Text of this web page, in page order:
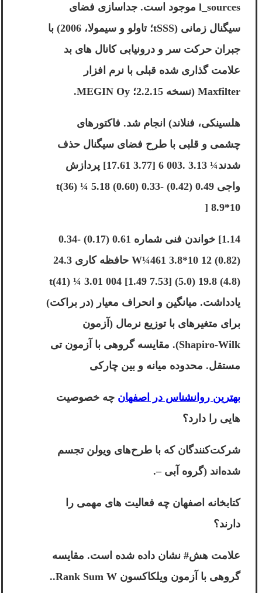
l_sources موجود است. جداسازی فضای
سیگنال زمانی (tSSS؛ تاولو و سیمولا، 2006) با
جبران حرکت سر و درونیابی کانال های بد
علامت گذاری شده قبلی با نرم افزار
Maxfilter (نسخه 2.2.15؛ MEGIN Oy.
هلسینکی، فنلاند) انجام شد. فاکتورهای
چشمی و قلبی با طرح فضای سیگنال حذف
شدند¼ 3.13 .003 6 [3.77 17.61] پردازش
واجی 0.49 (0.42) -0.33 (0.60) t(36) ¼ 5.18
8.9*10 [
1.14] خواندن فنی شماره 0.61 (0.17) -0.34
(0.82) W¼461 3.8*10 12 حافظه کاری 24.3
(4.8) 19.8 (5.0) t(41) ¼ 3.01 004 [1.49 7.53]
یادداشت. میانگین و انحراف معیار (در براکت)
برای متغیرهای با توزیع نرمال (آزمون
Shapiro-Wilk). مقایسه گروهی با آزمون تی
مستقل. محدوده میانه و بین چارکی
بهترین روانشناس در اصفهان چه خصوصیت
هایی را دارد؟
شرکت‌کنندگان که با طرح‌های ویولن تجسم
شده‌اند (گروه آبی –.
کتابخانه اصفهان چه فعالیت های مهمی را
دارند؟
علامت هش# نشان داده شده است. مقایسه
گروهی با آزمون ویلکاکسون Rank Sum W..